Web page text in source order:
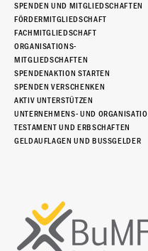
SPENDEN UND MITGLIEDSCHAFTEN
FÖRDERMITGLIEDSCHAFT
FACHMITGLIEDSCHAFT
ORGANISATIONS-
MITGLIEDSCHAFTEN
SPENDENAKTION STARTEN
SPENDEN VERSCHENKEN
AKTIV UNTERSTÜTZEN
UNTERNEHMENS- UND
TESTAMENT UND ERBSCHAFTEN
GELDAUFLAGEN UND BUSSGELDER